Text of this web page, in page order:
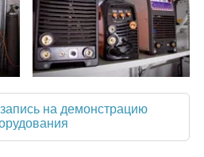
на демонстрацию